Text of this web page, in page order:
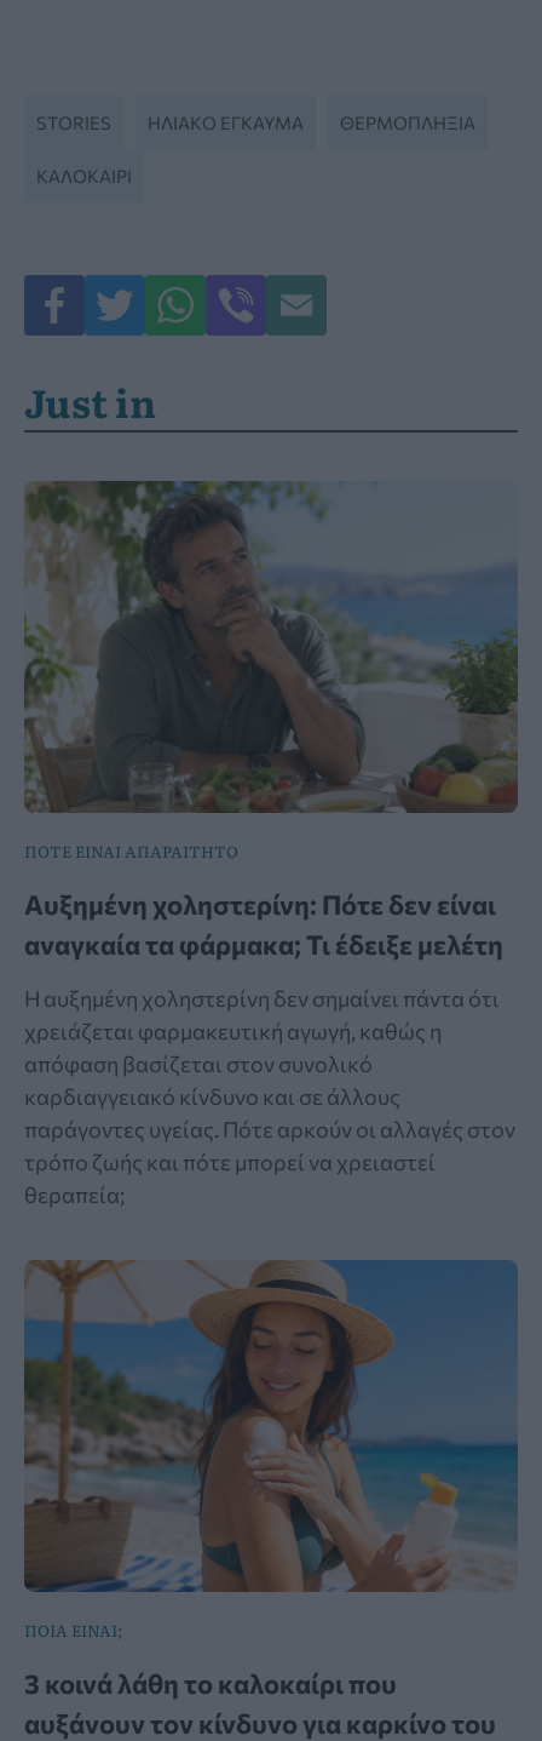
STORIES ΗΛΙΑΚΌ ΈΓΚΑΥΜΑ ΘΕΡΜΟΠΛΗΞΊΑ
ΚΑΛΟΚΑΊΡΙ
Just in
ΠΟΤΕ ΕΙΝΑΙ ΑΠΑΡΑΙΤΗΤΟ
Αυξημένη χοληστερίνη: Πότε δεν είναι
αναγκαία τα φάρμακα; Τι έδειξε μελέτη
Η αυξημένη χοληστερίνη δεν σημαίνει πάντα ότι
χρειάζεται φαρμακευτική αγωγή, καθώς η
απόφαση βασίζεται στον συνολικό
καρδιαγγειακό κίνδυνο και σε άλλους
παράγοντες υγείας. Πότε αρκούν οι αλλαγές στον
τρόπο ζωής και πότε μπορεί να χρειαστεί
θεραπεία;
ΠΟΙΑ ΕΙΝΑΙ;
3 κοινά λάθη το καλοκαίρι που
αυξάνουν τον κίνδυνο για καρκίνο του